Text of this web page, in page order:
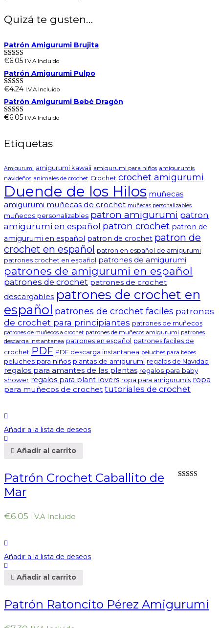
Quizá te gusten…
Patrón Amigurumi Brujita
Valorado en
5.00 de 5
€6.05 I.V.A Incluido
Patrón Amigurumi Pulpo
Valorado en
5.00 de 5
€4.24 I.V.A Incluido
Patrón Amigurumi Bebé Dragón
Valorado en
€6.05 I.V.A Incluido
Etiquetas
Amigurumi amigurumi kawaii amigurumi para niños amigurumis
navideños animales de crochet Crochet crochet amigurumi
Duende de los Hilos muñecas
amigurumi muñecas de crochet muñecas personalizables
muñecos personalizables patron amigurumi patron
amigurumi en español patron crochet patron de
amigurumi en español patron de crochet patron de
crochet en español patron en español de amigurumi
patrones crochet en español patrones de amigurumi
patrones de amigurumi en español
patrones de crochet patrones de crochet
descargables patrones de crochet en
español patrones de crochet faciles patrones
de crochet para principiantes patrones de muñecos
patrones de muñecos a crochet patrones de muñecos amigurumi patrones
descarga instantanea patrones en español patrones faciles de
crochet PDF PDF descarga instantanea peluches para bebes
peluches para niños plantas de amigurumi regalos de Navidad
regalos para amantes de las plantas regalos para baby
shower regalos para plant lovers ropa para amigurumis ropa
para muñecos de crochet tutoriales de crochet
Añadir a la lista de deseos
Añadir al carrito
Patrón Crochet Caballito de
Mar
€6.05 I.V.A Incluido
Añadir a la lista de deseos
Añadir al carrito
Patrón Ratoncito Pérez Amigurumi